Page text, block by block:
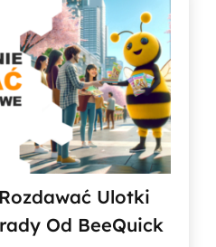
Ulotki
Od BeeQuick